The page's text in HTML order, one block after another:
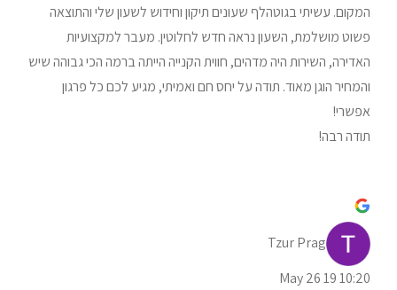
המקום. עשיתי בגוטהלף שעונים תיקון וחידוש לשעון שלי והתוצאה
פשוט מושלמת, השעון נראה חדש לחלוטין. מעבר למקצועיות
האדירה, השירות היה מדהים, חווית הקנייה הייתה ברמה הכי גבוהה שיש
והמחיר הוגן מאוד. תודה על יחס חם ואמיתי, מגיע לכם כל פרגון
אפשרי!
תודה רבה!
Tzur Prag
10:20 19 May 26